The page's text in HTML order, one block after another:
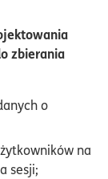
zbierania
o
na
sesji;